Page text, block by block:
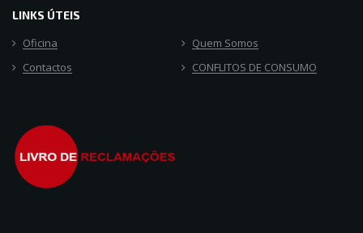
LINKS ÚTEIS
Oficina
Quem Somos
Contactos
CONFLITOS DE CONSUMO